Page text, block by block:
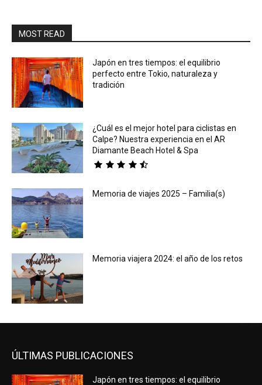
MOST READ
Japón en tres tiempos: el equilibrio
perfecto entre Tokio, naturaleza y
tradición
¿Cuál es el mejor hotel para ciclistas en
Calpe? Nuestra experiencia en el AR
Diamante Beach Hotel & Spa
Memoria de viajes 2025 – Familia(s)
Memoria viajera 2024: el año de los retos
ÚLTIMAS PUBLICACIONES
Japón en tres tiempos: el equilibrio